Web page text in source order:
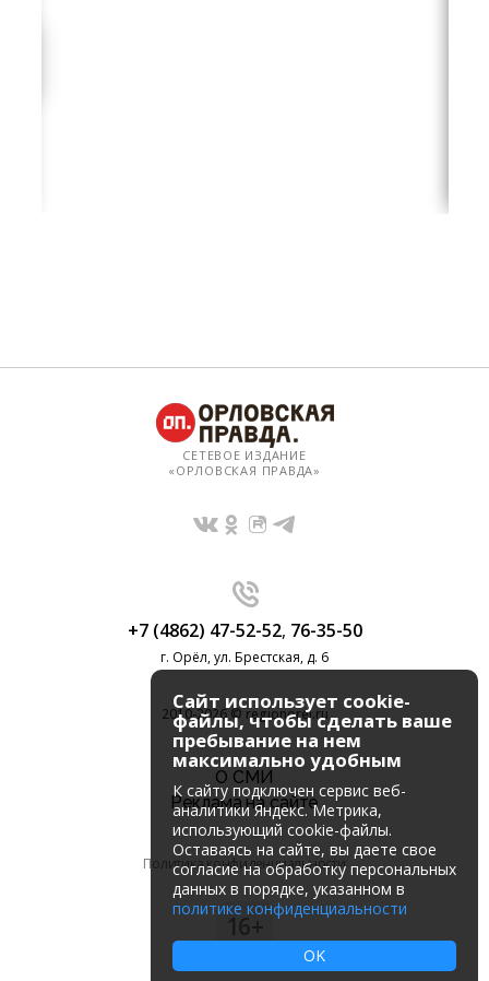
СЕТЕВОЕ ИЗДАНИЕ
«ОРЛОВСКАЯ ПРАВДА»
+7 (4862) 47-52-52, 76-35-50
г. Орёл, ул. Брестская, д. 6
2010-2026 © regionorel.ru
О СМИ
Реклама на сайте
Политика конфиденциальности
16+
Сайт использует cookie-
файлы, чтобы сделать ваше
пребывание на нем
максимально удобным
К cайту подключен сервис веб-
аналитики Яндекс. Метрика,
использующий cookie-файлы.
Оставаясь на сайте, вы даете свое
согласие на обработку персональных
данных в порядке, указанном в
политике конфиденциальности
OK